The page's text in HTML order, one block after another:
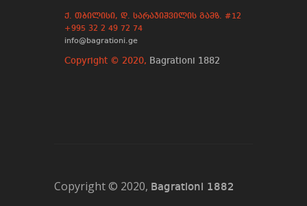
ქ. თბილისი, დ. სარაჯიშვილის გამზ. #12
+995 32 2 49 72 74
info@bagrationi.ge
Copyright © 2020, Bagrationi 1882
Copyright © 2020, Bagrationi 1882